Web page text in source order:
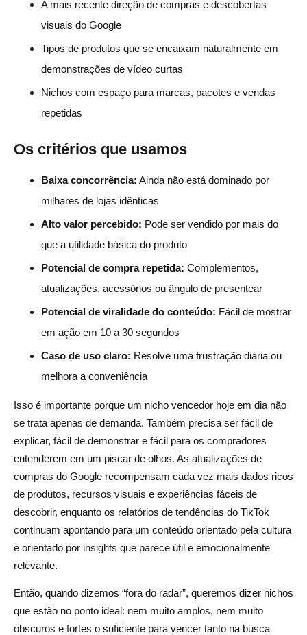
A mais recente direção de compras e descobertas
visuais do Google
Tipos de produtos que se encaixam naturalmente em
demonstrações de vídeo curtas
Nichos com espaço para marcas, pacotes e vendas
repetidas
Os critérios que usamos
Baixa concorrência: Ainda não está dominado por
milhares de lojas idênticas
Alto valor percebido: Pode ser vendido por mais do
que a utilidade básica do produto
Potencial de compra repetida: Complementos,
atualizações, acessórios ou ângulo de presentear
Potencial de viralidade do conteúdo: Fácil de mostrar
em ação em 10 a 30 segundos
Caso de uso claro: Resolve uma frustração diária ou
melhora a conveniência
Isso é importante porque um nicho vencedor hoje em dia não
se trata apenas de demanda. Também precisa ser fácil de
explicar, fácil de demonstrar e fácil para os compradores
entenderem em um piscar de olhos. As atualizações de
compras do Google recompensam cada vez mais dados ricos
de produtos, recursos visuais e experiências fáceis de
descobrir, enquanto os relatórios de tendências do TikTok
continuam apontando para um conteúdo orientado pela cultura
e orientado por insights que parece útil e emocionalmente
relevante.
Então, quando dizemos “fora do radar”, queremos dizer nichos
que estão no ponto ideal: nem muito amplos, nem muito
obscuros e fortes o suficiente para vencer tanto na busca